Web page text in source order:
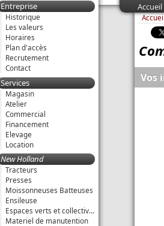
Accueil
Entreprise
Historique
Les valeurs
Horaires
Plan d'accès
Recrutement
Contact
Services
Magasin
Atelier
Commercial
Financement
Elevage
Location
New Holland
Tracteurs
Presses
Moissonneuses Batteuses
Ensileuse
Espaces verts et collectivités
Materiel de manutention
Vos